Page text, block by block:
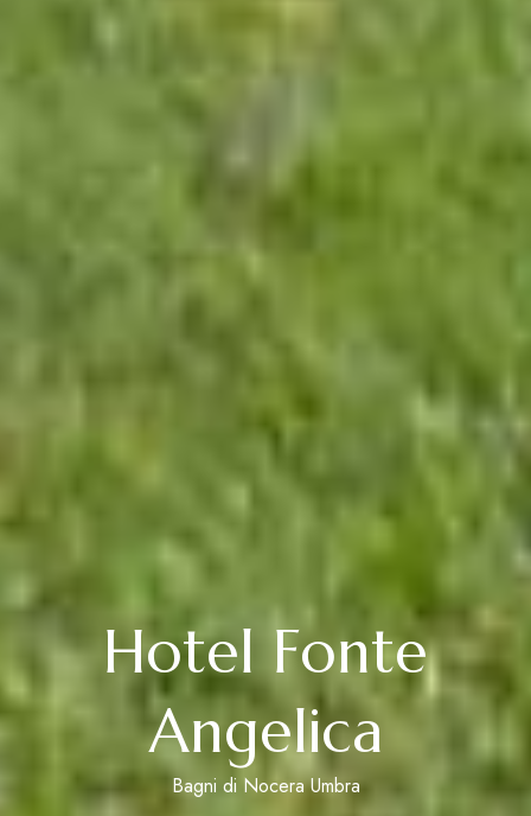
Hotel Fonte
Angelica
Bagni di Nocera Umbra